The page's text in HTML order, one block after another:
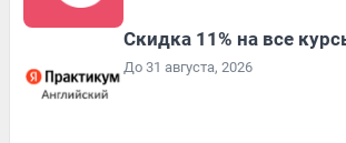
Скидка 11% на все
До 31 августа, 2026